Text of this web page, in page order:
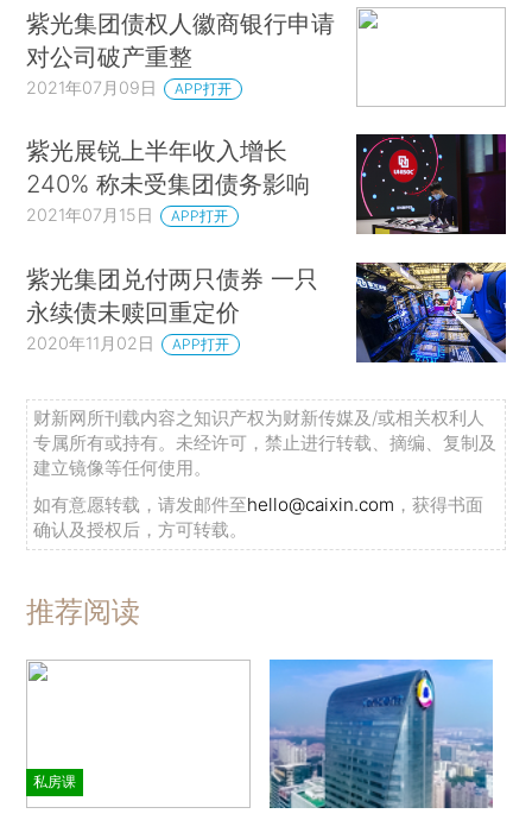
紫光集团债权人徽商银行申请
对公司破产重整
2021年07月09日 APP打开
紫光展锐上半年收入增长
240% 称未受集团债务影响
2021年07月15日 APP打开
紫光集团兑付两只债券 一只
永续债未赎回重定价
2020年11月02日 APP打开
财新网所刊载内容之知识产权为财新传媒及/或相关权利人
专属所有或持有。未经许可，禁止进行转载、摘编、复制及
建立镜像等任何使用。
如有意愿转载，请发邮件至hello@caixin.com ，获得书面
确认及授权后，方可转载。
推荐阅读
私房课